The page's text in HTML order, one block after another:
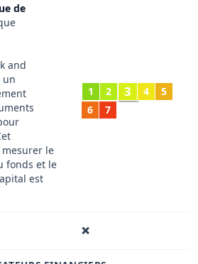
de
and
un
le
fonds et le
est
1 2 3 4
5
6
7
❌